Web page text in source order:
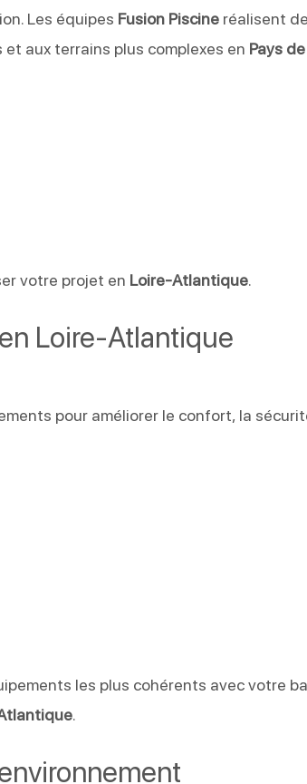
Les équipes Fusion Piscine réalisent
aux terrains plus complexes en Pays
votre projet en Loire-Atlantique.
Loire-Atlantique
pour améliorer le confort, la
les plus cohérents avec votre
.